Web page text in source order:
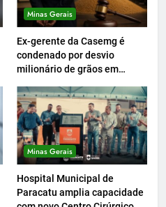
Minas Gerais
Ex-gerente da Casemg é
condenado por desvio
milionário de grãos em
Minas Gerais
Hospital Municipal de
Paracatu amplia capacidade